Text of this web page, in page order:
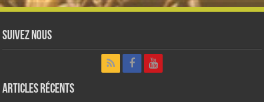
Suivez nous
Articles récents